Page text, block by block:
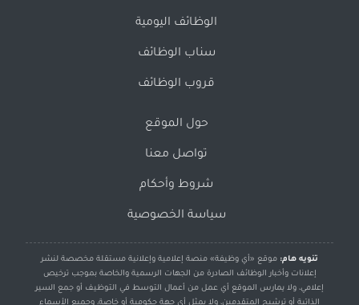
الوظائف اليومية
سناب الوظائف
قروب الوظائف
حول الموقع
تواصل معنا
شروط وأحكام
سياسة الخصوصية
تنويه هام: موقع «أي وظيفة» منصة إعلامية وإعلانية مستقلة مخصصة لنشر
إعلانات وأخبار الوظائف الصادرة من الجهات الرسمية والخاصة بموجب ترخيص
إعلامي، ولا يمارس الموقع أي عمل من أعمال التوسط في التوظيف أو جمع السير
الذاتية أو ترشيح المتقدمين، ولا يمثل أي جهة حكومية أو خاصة، وجميع الأسماء